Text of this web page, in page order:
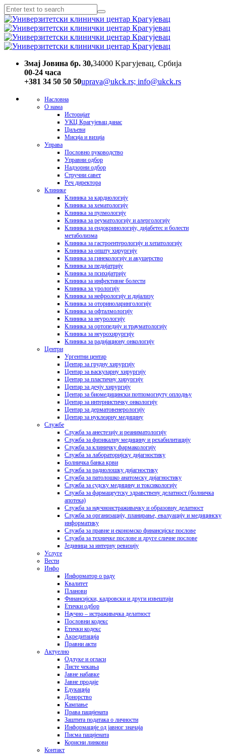
Змај Јовина бр. 30,34000 Kрагујевац, Србија
00-24 часa
+381 34 50 50 50uprava@ukck.rs; info@ukck.rs
Насловна
О нама
Историјат
УКЦ Крагујевац данас
Циљеви
Мисија и визија
Управа
Пословно руководство
Управни одбор
Надзорни одбор
Стручни савет
Реч директора
Клинике
Клиника за кардиологију
Клиника за хематологију
Клиника за пулмологију
Клиника за реуматологију и алергологију
Клиника за ендокринологију, дијабетес и болести
метаболизма
Клиника за гастроентерологију и хепатологију
Клиника за општу хирургију
Клиника за гинекологију и акушерство
Клиника за педијатрију
Клиника за психијатрију
Клиника за инфективне болести
Клиника за урологију
Клиника за нефрологију и дијализу
Клиника за оториноларингологију
Клиника за офталмологију
Клиника за неурологију
Клиника за ортопедију и трауматологију
Клиника за неурохирургију
Клиника за радијациону онкологију
Центри
Ургентни центар
Центар за грудну хирургију
Центар за васкуларну хирургију
Центар за пластичну хирургију
Центар за дечју хирургију
Центар за биомедицински потпомогнуту оплодњу
Центар за интернистичку онкологију
Центар за дерматовенерологију
Центар за нуклеарну медицину
Службе
Служба за анестезију и реаниматологију
Служба за физикалну медицину и рехабилитацију
Служба за клиничку фармакологију
Служба за лабораторијску дијагностику
Болничка банка крви
Служба за радиолошку дијагностику
Служба за патолошко анатомску дијагностику
Служба за судску медицину и токсикологију
Служба за фармацеутску здравствену делатност (болничка
апотека)
Служба за научноистраживачку и образовну делатност
Служба за организацију, планирање, евалуацију и медицинску
информатику
Служба за правне и економско финансијске послове
Служба за техничке послове и друге сличне послове
Јединица за интерну ревизију
Услуге
Вести
Инфо
Информатор о раду
Квалитет
Планови
Финансијски, кадровски и други извештаји
Етички одбор
Научно – истраживачка делатност
Пословни кодекс
Етички кодекс
Акредитација
Правни акти
Актуелно
Одлуке и огласи
Листе чекања
Јавне набавке
Јавне продаје
Едукација
Донорство
Кампање
Права пацијената
Заштита података o личности
Информације од јавног значаја
Писма пацијената
Корисни линкови
Контакт